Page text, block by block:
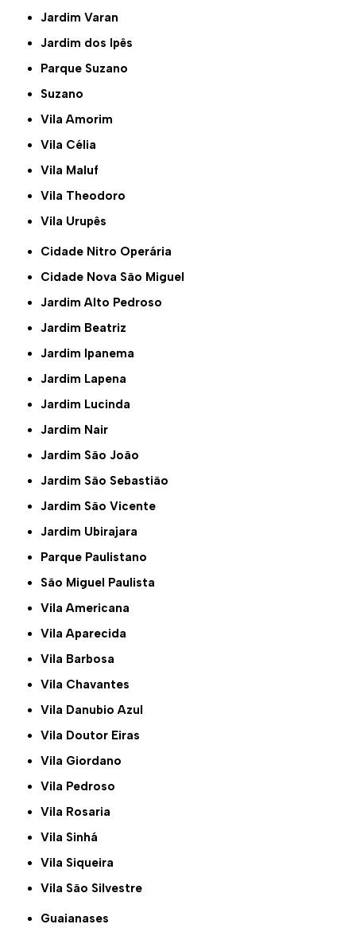
Jardim Varan
Jardim dos Ipês
Parque Suzano
Suzano
Vila Amorim
Vila Célia
Vila Maluf
Vila Theodoro
Vila Urupês
Cidade Nitro Operária
Cidade Nova São Miguel
Jardim Alto Pedroso
Jardim Beatriz
Jardim Ipanema
Jardim Lapena
Jardim Lucinda
Jardim Nair
Jardim São João
Jardim São Sebastião
Jardim São Vicente
Jardim Ubirajara
Parque Paulistano
São Miguel Paulista
Vila Americana
Vila Aparecida
Vila Barbosa
Vila Chavantes
Vila Danubio Azul
Vila Doutor Eiras
Vila Giordano
Vila Pedroso
Vila Rosaria
Vila Sinhá
Vila Siqueira
Vila São Silvestre
Guaianases